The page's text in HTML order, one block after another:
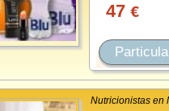
47 €
Nutricionistas en